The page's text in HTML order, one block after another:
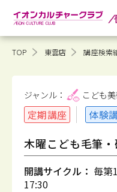
TOP 東雲店 講座検索
ジャンル： こども
定期講座 体験
木曜こども毛筆
開講サイクル： 毎第
17:30